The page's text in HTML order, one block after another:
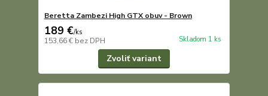
Beretta Zambezi High GTX obuv - Brown
189 €/ks
153,66 € bez DPH Skladom 1 ks
Zvoliť variant